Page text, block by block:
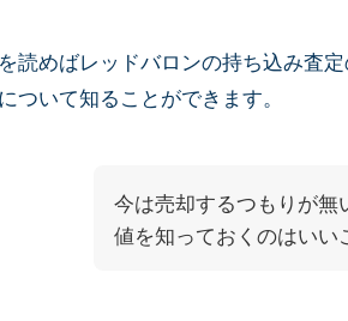
読めばレッドバロンの持ち込み査
ついて知ることができます。
今は売却するつもりが
値を知っておくのはいい